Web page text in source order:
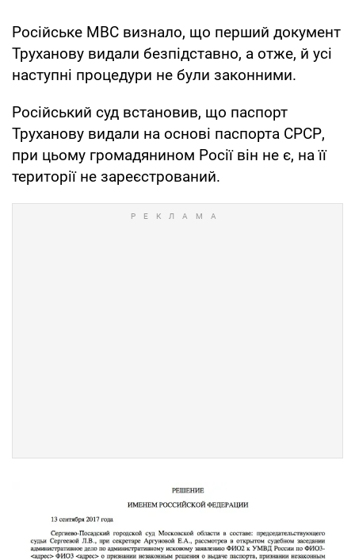
Російське МВС визнало, що перший документ
Труханову видали безпідставно, а отже, й усі
наступні процедури не були законними.
Російський суд встановив, що паспорт
Труханову видали на основі паспорта СРСР,
при цьому громадянином Росії він не є, на її
території не зареєстрований.